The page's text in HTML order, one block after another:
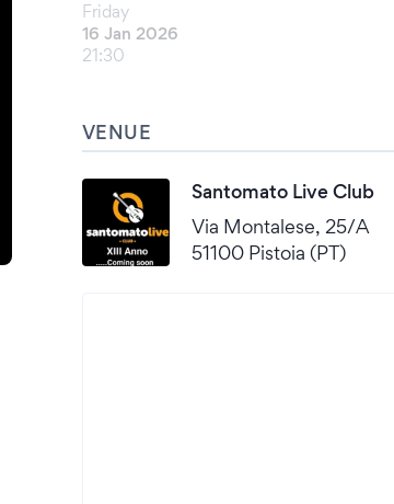
Friday
16 Jan 2026
21:30
VENUE
Santomato Live Club
Via Montalese, 25/A
51100 Pistoia (PT)